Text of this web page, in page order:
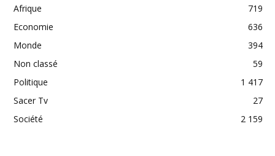
Afrique
719
Economie
636
Monde
394
Non classé
59
Politique
1 417
Sacer Tv
27
Société
2 159